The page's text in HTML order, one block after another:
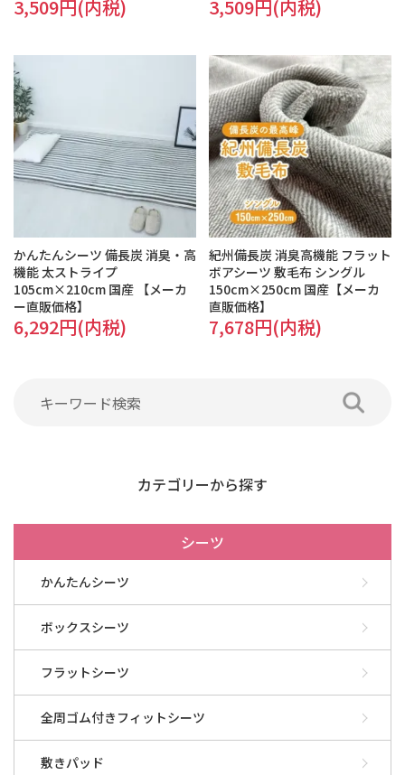
カテゴリーから探す
シーツ
かんたんシーツ
ボックスシーツ
フラットシーツ
全周ゴム付きフィットシーツ
敷きパッド
3,509円(内税) 3,509円(内税)
かんたんシーツ 備長炭 消臭・高
機能 太ストライプ
105cm×210cm 国産 【メーカ
ー直販価格】
6,292円(内税)
紀州備長炭 消臭高機能 フラット
ボアシーツ 敷毛布 シングル
150cm×250cm 国産【メーカ
直販価格】
7,678円(内税)